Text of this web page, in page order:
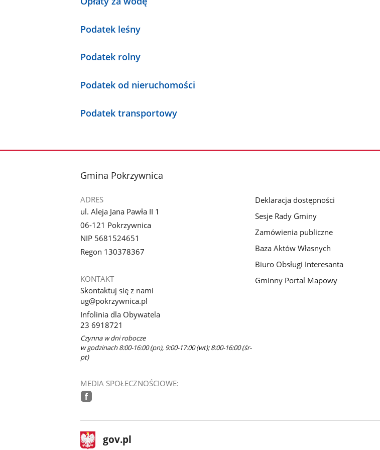
Podatek leśny
Podatek rolny
Podatek od nieruchomości
Podatek transportowy
stopka
Gmina Pokrzywnica
ADRES
ul. Aleja Jana Pawła II 1
06-121 Pokrzywnica
NIP 5681524651
Regon 130378367
KONTAKT
Skontaktuj się z nami
ug@pokrzywnica.pl
Infolinia dla Obywatela
23 6918721
Czynna w dni robocze
w godzinach 8:00-16:00 (pn), 9:00-17:00 (wt); 8:00-16:00 (śr-
pt)
MEDIA SPOŁECZNOŚCIOWE:
Deklaracja dostępności
Sesje Rady Gminy
Zamówienia publiczne
Baza Aktów Własnych
Biuro Obsługi Interesanta
Gminny Portal Mapowy
stopka
gov.pl Strona
gov.pl